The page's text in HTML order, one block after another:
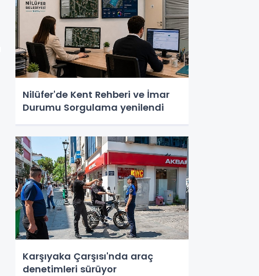
Nilüfer'de Kent Rehberi ve İmar
Durumu Sorgulama yenilendi
Karşıyaka Çarşısı'nda araç
denetimleri sürüyor